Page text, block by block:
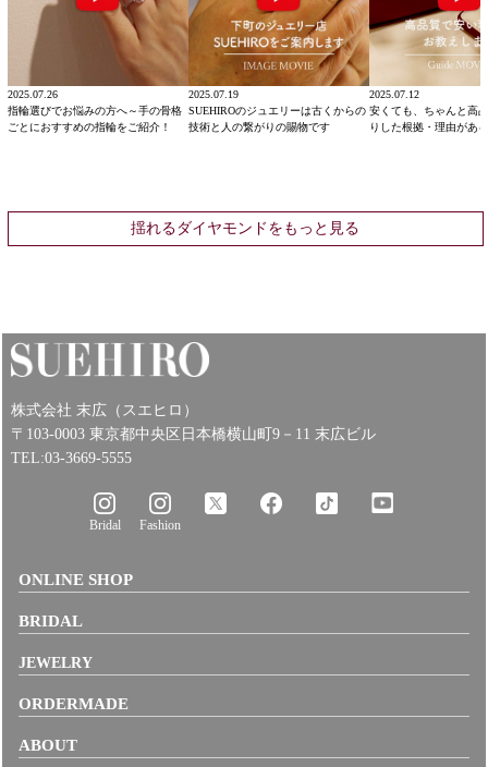
2025.07.26
指輪選びでお悩みの方へ～手の骨格
ごとにおすすめの指輪をご紹介！
2025.07.19
SUEHIROのジュエリーは古くからの
技術と人の繋がりの賜物です
2025.07.12
安くても、ちゃんと高
りした根拠・理由があ
揺れるダイヤモンドをもっと見る
株式会社 末広（スエヒロ）
〒103-0003 東京都中央区日本橋横山町9－11 末広ビル
TEL:03-3669-5555
Bridal Fashion
ONLINE SHOP
BRIDAL
JEWELRY
ORDERMADE
ABOUT